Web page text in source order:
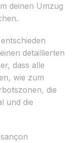
deinen Umzug
detaillierten
dass alle
wie zum
die
und die